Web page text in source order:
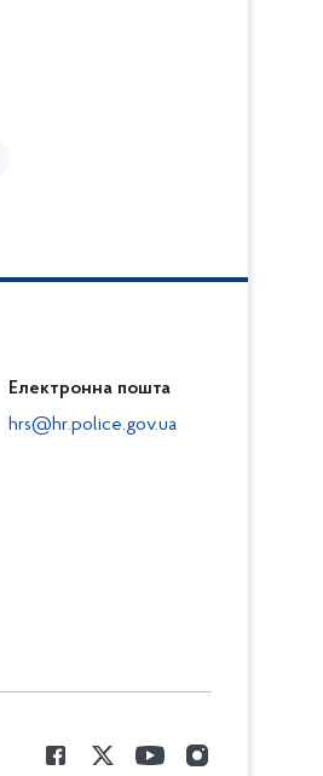
Електронна пошта
hrs@hr.police.gov.ua